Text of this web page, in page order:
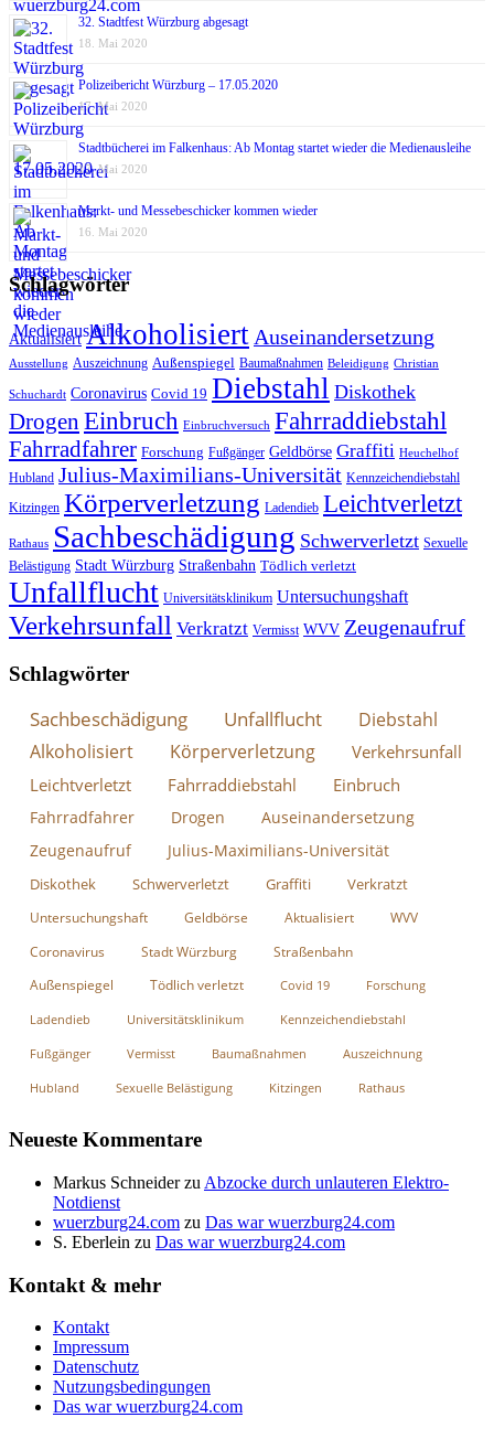
32. Stadtfest Würzburg abgesagt
18. Mai 2020
Polizeibericht Würzburg – 17.05.2020
17. Mai 2020
Stadtbücherei im Falkenhaus: Ab Montag startet wieder die Medienausleihe
17. Mai 2020
Markt- und Messebeschicker kommen wieder
16. Mai 2020
Schlagwörter
Aktualisiert Alkoholisiert Auseinandersetzung
Ausstellung Auszeichnung Außenspiegel Baumaßnahmen Beleidigung Christian
Schuchardt Coronavirus Covid 19 Diebstahl Diskothek
Drogen Einbruch Einbruchversuch Fahrraddiebstahl
Fahrradfahrer Forschung Fußgänger Geldbörse Graffiti Heuchelhof
Hubland Julius-Maximilians-Universität Kennzeichendiebstahl
Kitzingen Körperverletzung Ladendieb Leichtverletzt
Rathaus Sachbeschädigung Schwerverletzt Sexuelle
Belästigung Stadt Würzburg Straßenbahn Tödlich verletzt
Unfallflucht Universitätsklinikum Untersuchungshaft
Verkehrsunfall Verkratzt Vermisst WVV Zeugenaufruf
Schlagwörter
Sachbeschädigung Unfallflucht
Diebstahl
Alkoholisiert
Körperverletzung Verkehrsunfall
Leichtverletzt Fahrraddiebstahl Einbruch
Fahrradfahrer Drogen
Auseinandersetzung
Zeugenaufruf
Julius-Maximilians-Universität
Diskothek Schwerverletzt Graffiti Verkratzt
Untersuchungshaft Geldbörse Aktualisiert
WVV
Coronavirus
Stadt Würzburg Straßenbahn
Außenspiegel Tödlich verletzt Covid 19 Forschung
Ladendieb Universitätsklinikum Kennzeichendiebstahl
Fußgänger Vermisst Baumaßnahmen Auszeichnung
Hubland Sexuelle Belästigung Kitzingen Rathaus
Neueste Kommentare
Markus Schneiderzu Abzocke durch unlauteren Elektro-
Notdienst
wuerzburg24.com zu Das war wuerzburg24.com
S. Eberlein zu Das war wuerzburg24.com
Kontakt & mehr
Kontakt
Impressum
Datenschutz
Nutzungsbedingungen
Das war wuerzburg24.com